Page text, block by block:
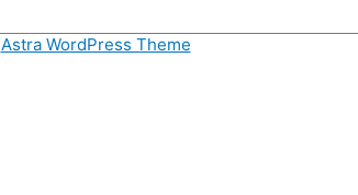
Astra WordPress Theme